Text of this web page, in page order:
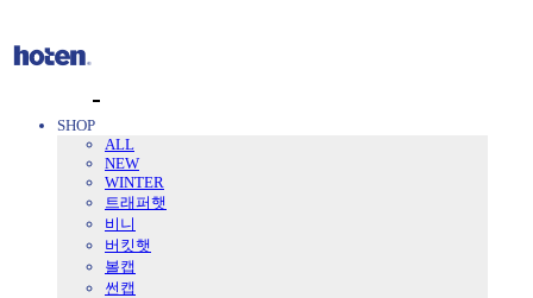
SHOP
ALL
NEW
WINTER
트래퍼햇
비니
버킷햇
볼캡
썬캡